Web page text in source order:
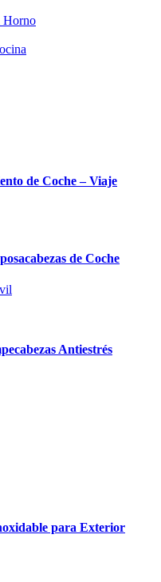
Horno
de Coche – Viaje
de Coche
Antiestrés
para Exterior